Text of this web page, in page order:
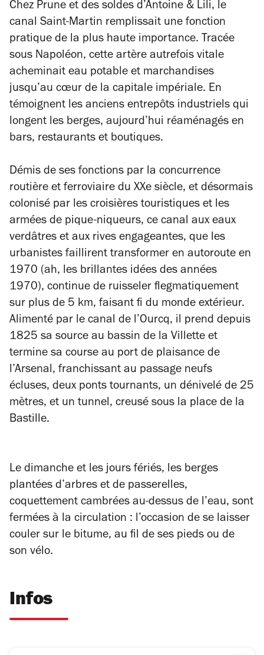
Chez Prune et des soldes d’Antoine & Lili, le
canal Saint-Martin remplissait une fonction
pratique de la plus haute importance. Tracée
sous Napoléon, cette artère autrefois vitale
acheminait eau potable et marchandises
jusqu’au cœur de la capitale impériale. En
témoignent les anciens entrepôts industriels qui
longent les berges, aujourd’hui réaménagés en
bars, restaurants et boutiques.
Démis de ses fonctions par la concurrence
routière et ferroviaire du XXe siècle, et désormais
colonisé par les croisières touristiques et les
armées de pique-niqueurs, ce canal aux eaux
verdâtres et aux rives engageantes, que les
urbanistes faillirent transformer en autoroute en
1970 (ah, les brillantes idées des années
1970), continue de ruisseler flegmatiquement
sur plus de 5 km, faisant fi du monde extérieur.
Alimenté par le canal de l’Ourcq, il prend depuis
1825 sa source au bassin de la Villette et
termine sa course au port de plaisance de
l’Arsenal, franchissant au passage neufs
écluses, deux ponts tournants, un dénivelé de 25
mètres, et un tunnel, creusé sous la place de la
Bastille.
Le dimanche et les jours fériés, les berges
plantées d’arbres et de passerelles,
coquettement cambrées au-dessus de l’eau, sont
fermées à la circulation : l’occasion de se laisser
couler sur le bitume, au fil de ses pieds ou de
son vélo.
Infos